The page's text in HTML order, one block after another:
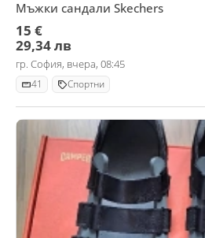
Мъжки сандали Skechers
15 €
29,34 лв
гр. София, вчера, 08:45
41 Спортни